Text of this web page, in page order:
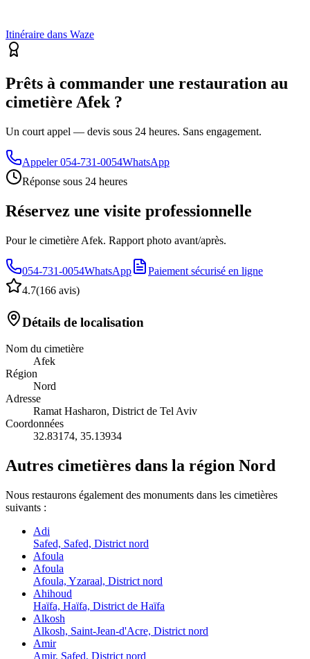
Itinéraire dans Waze
Prêts à commander une restauration au
cimetière Afek ?
Un court appel — devis sous 24 heures. Sans engagement.
Appeler 054-731-0054WhatsApp
Réponse sous 24 heures
Réservez une visite professionnelle
Pour le cimetière Afek. Rapport photo avant/après.
054-731-0054WhatsApp
Paiement sécurisé en ligne
4.7(166 avis)
Détails de localisation
Nom du cimetière
Afek
Région
Nord
Adresse
Ramat Hasharon, District de Tel Aviv
Coordonnées
32.83174, 35.13934
Autres cimetières dans la région Nord
Nous restaurons également des monuments dans les cimetières
suivants :
Adi
Safed, Safed, District nord
Afoula
Afoula
Afoula, Yzaraal, District nord
Ahihoud
Haïfa, Haïfa, District de Haïfa
Alkosh
Alkosh, Saint-Jean-d'Acre, District nord
Amir
Amir, Safed, District nord